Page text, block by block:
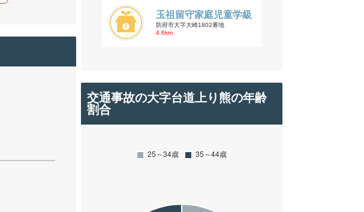
玉祖留守家庭児童学級
防府市大字大崎1802番地
4.6km
交通事故の大字台道上り熊の年齢
割合